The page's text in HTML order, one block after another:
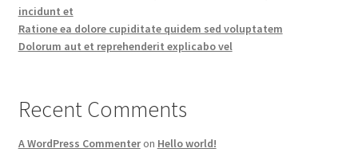
incidunt et
Ratione ea dolore cupiditate quidem sed voluptatem
Dolorum aut et reprehenderit explicabo vel
Recent Comments
A WordPress Commenteron Hello world!